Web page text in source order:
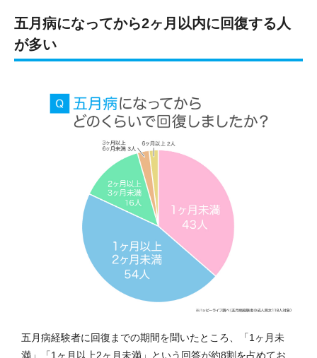
五月病になってから2ヶ月以内に回復する人
が多い
五月病経験者に回復までの期間を聞いたところ、「1ヶ月未
満」「1ヶ月以上2ヶ月未満」という回答が約8割を占めてお